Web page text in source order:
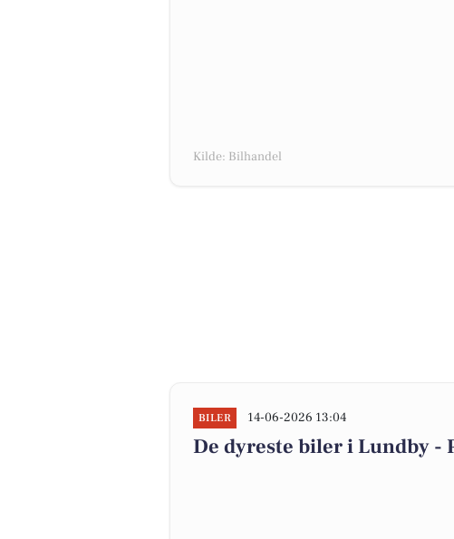
Kilde: Bilhandel
BILER 14-06-2026 13:04
De dyreste biler i Lundby -